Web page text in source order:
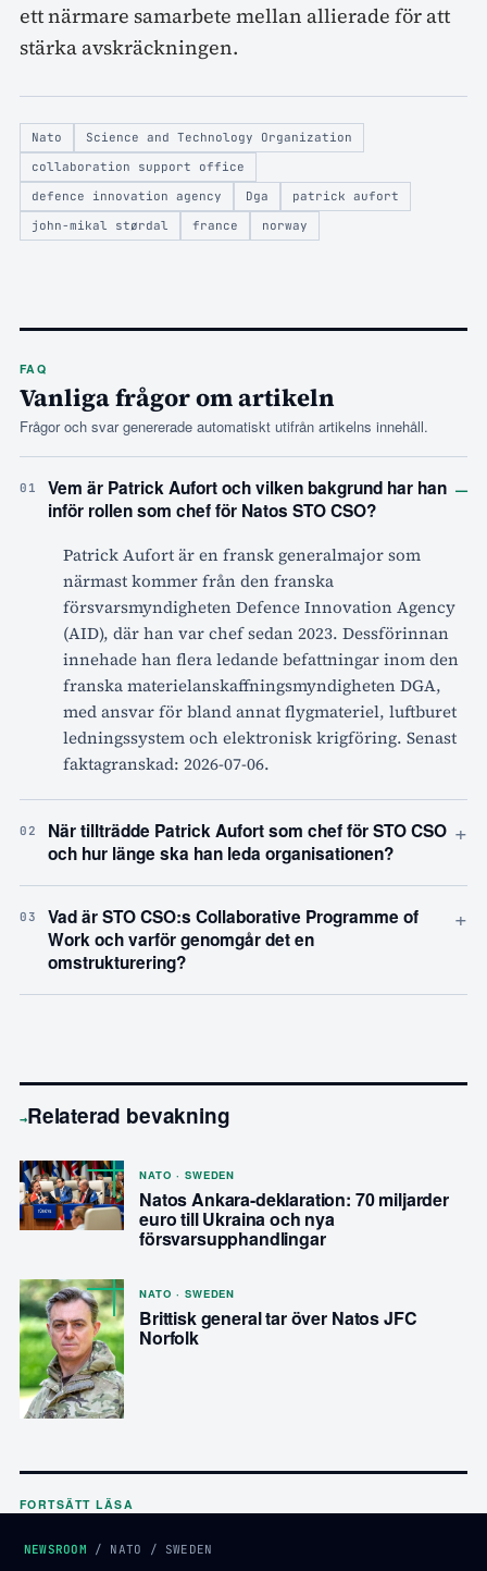
ett närmare samarbete mellan allierade för att
stärka avskräckningen.
Nato
Science and Technology Organization
collaboration support office
defence innovation agency
Dga
patrick aufort
john-mikal størdal
france norway
FAQ
Vanliga frågor om artikeln
Frågor och svar genererade automatiskt utifrån artikelns innehåll.
01
Vem är Patrick Aufort och vilken bakgrund har han
inför rollen som chef för Natos STO CSO?
–
Patrick Aufort är en fransk generalmajor som
närmast kommer från den franska
försvarsmyndigheten Defence Innovation Agency
(AID), där han var chef sedan 2023. Dessförinnan
innehade han flera ledande befattningar inom den
franska materielanskaffningsmyndigheten DGA,
med ansvar för bland annat flygmateriel, luftburet
ledningssystem och elektronisk krigföring. Senast
faktagranskad: 2026-07-06.
02
När tillträdde Patrick Aufort som chef för STO CSO
och hur länge ska han leda organisationen?
+
03
Vad är STO CSO:s Collaborative Programme of
Work och varför genomgår det en
omstrukturering?
+
→Relaterad bevakning
NATO · SWEDEN
Natos Ankara-deklaration: 70 miljarder
euro till Ukraina och nya
försvarsupphandlingar
NATO · SWEDEN
Brittisk general tar över Natos JFC
Norfolk
FORTSÄTT LÄSA
NEWSROOM / NATO / SWEDEN